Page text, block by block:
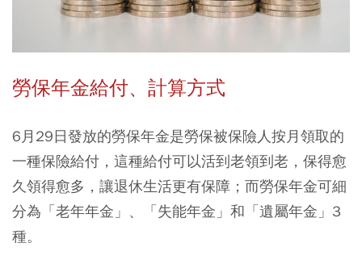
勞保年金給付、計算方式
6月29日發放的勞保年金是勞保被保險人按月領取的
一種保險給付，這種給付可以活到老領到老，保得愈
久領得愈多，讓退休生活更有保障；而勞保年金可細
分為「老年年金」、「失能年金」和「遺屬年金」3
種。